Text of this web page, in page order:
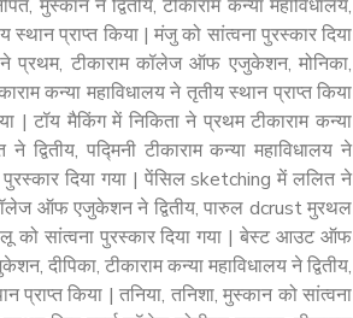
मुस्कान ने द्वितीय, टीकाराम कन्या महाविधालय,
प्राप्त किया | मंजु को सांत्वना पुरस्कार दिया
प्रथम, टीकाराम कॉलेज ऑफ एजुकेशन, मोनिका,
कन्या महाविधालय ने तृतीय स्थान प्राप्त किया
| टॉय मैकिंग में निकिता ने प्रथम टीकाराम कन्या
ने द्वितीय, पद्मिनी टीकाराम कन्या महाविधालय ने
दिया गया | पेंसिल sketching में ललित ने
कॉलेज ऑफ एजुकेशन ने द्वितीय, पारुल dcrust मुरथल
को सांत्वना पुरस्कार दिया गया | बेस्ट आउट ऑफ
दीपिका, टीकाराम कन्या महाविधालय ने द्वितीय,
प्राप्त किया | तनिया, तनिशा, मुस्कान को सांत्वना